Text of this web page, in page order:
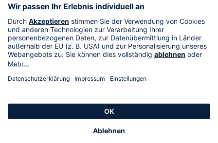
Im TV
HSE International